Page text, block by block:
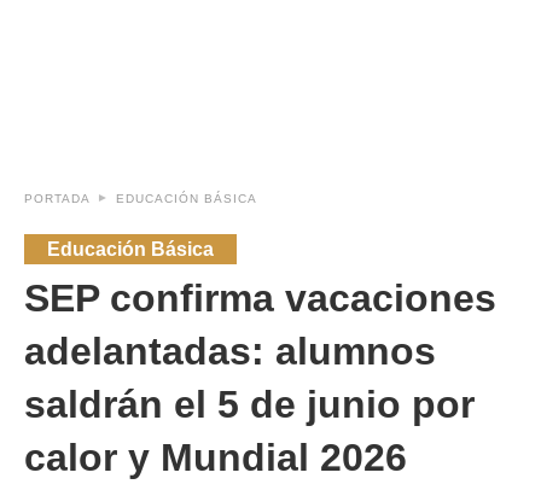
PORTADA EDUCACIÓN BÁSICA
Educación Básica
SEP confirma vacaciones
adelantadas: alumnos
saldrán el 5 de junio por
calor y Mundial 2026